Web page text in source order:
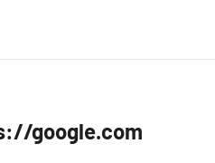
google.com